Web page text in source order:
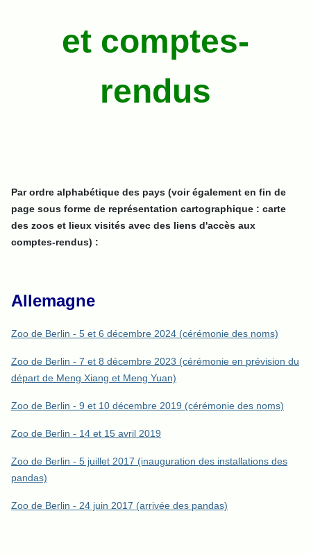
et comptes-
rendus
Par ordre alphabétique des pays (voir également en fin de
page sous forme de représentation cartographique : carte
des zoos et lieux visités avec des liens d'accès aux
comptes-rendus) :
Allemagne
Zoo de Berlin - 5 et 6 décembre 2024 (cérémonie des noms)
Zoo de Berlin - 7 et 8 décembre 2023 (cérémonie en prévision du
départ de Meng Xiang et Meng Yuan)
Zoo de Berlin - 9 et 10 décembre 2019 (cérémonie des noms)
Zoo de Berlin - 14 et 15 avril 2019
Zoo de Berlin - 5 juillet 2017 (inauguration des installations des
pandas)
Zoo de Berlin - 24 juin 2017 (arrivée des pandas)